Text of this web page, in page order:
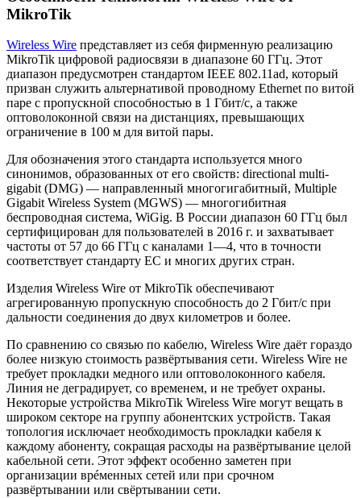
MikroTik
Wireless Wire представляет из себя фирменную реализацию
MikroTik цифровой радиосвязи в диапазоне 60 ГГц. Этот
диапазон предусмотрен стандартом IEEE 802.11ad, который
призван служить альтернативой проводному Ethernet по витой
паре с пропускной способностью в 1 Гбит/с, а также
оптоволоконной связи на дистанциях, превышающих
ограничение в 100 м для витой пары.
Для обозначения этого стандарта используется много
синонимов, образованных от его свойств: directional multi-
gigabit (DMG) — направленный многогигабитный, Multiple
Gigabit Wireless System (MGWS) — многогибитная
беспроводная система, WiGig. В России диапазон 60 ГГц был
сертифицирован для пользователей в 2016 г. и захватывает
частоты от 57 до 66 ГГц с каналами 1—4, что в точности
соответствует стандарту ЕС и многих других стран.
Изделия Wireless Wire от MikroTik обеспечивают
агрегированную пропускную способность до 2 Гбит/с при
дальности соединения до двух километров и более.
По сравнению со связью по кабелю, Wireless Wire даёт гораздо
более низкую стоимость развёртывания сети. Wireless Wire не
требует прокладки медного или оптоволоконного кабеля.
Линия не деградирует, со временем, и не требует охраны.
Некоторые устройства MikroTik Wireless Wire могут вещать в
широком секторе на группу абонентских устройств. Такая
топология исключает необходимость прокладки кабеля к
каждому абоненту, сокращая расходы на развёртывание целой
кабельной сети. Этот эффект особенно заметен при
организации врéменных сетей или при срочном
развёртывании или свёртывании сети.